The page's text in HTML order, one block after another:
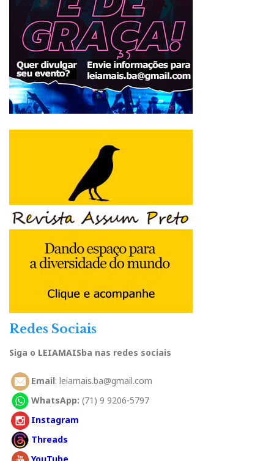
Redes Sociais
Siga o LEIAMAISba nas redes sociais
Email: leiamais.ba@gmail.com
WhatsApp: (71) 9 9206-5797
Instagram
Threads
YouTube